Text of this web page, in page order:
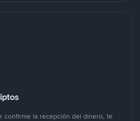
confirme la recepción del dinero, te